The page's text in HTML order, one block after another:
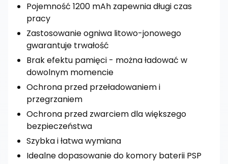
Pojemność 1200 mAh zapewnia długi czas
pracy
Zastosowanie ogniwa litowo-jonowego
gwarantuje trwałość
Brak efektu pamięci - można ładować w
dowolnym momencie
Ochrona przed przeładowaniem i
przegrzaniem
Ochrona przed zwarciem dla większego
bezpieczeństwa
Szybka i łatwa wymiana
Idealne dopasowanie do komory baterii PSP